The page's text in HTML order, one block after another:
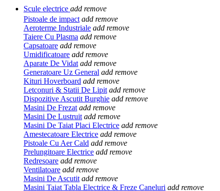
Scule electrice add remove
Pistoale de impact add remove
Aeroterme Industriale add remove
Taiere Cu Plasma add remove
Capsatoare add remove
Umidificatoare add remove
Aparate De Vidat add remove
Generatoare Uz General add remove
Kituri Hoverboard add remove
Letconuri & Statii De Lipit add remove
Dispozitive Ascutit Burghie add remove
Masini De Frezat add remove
Masini De Lustruit add remove
Masini De Taiat Placi Electrice add remove
Amestecatoare Electrice add remove
Pistoale Cu Aer Cald add remove
Prelungitoare Electrice add remove
Redresoare add remove
Ventilatoare add remove
Masini De Ascutit add remove
Masini Taiat Tabla Electrice & Freze Caneluri add remove